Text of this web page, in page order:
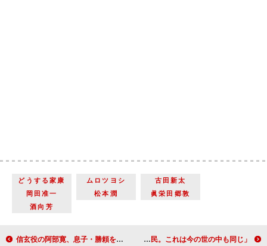
どうする家康 ムロツヨシ
古田新太
岡田准一
松本潤
眞栄田郷敦
酒向芳
信玄役の阿部寛、息子・勝頼を演じた眞栄田郷敦の印象を語る 「真っすぐで潔く、武田の精神が乗り移っているかのような方」 柴田理恵、団子売りの老婆役で「どうする家康」に度々登場 「戦乱で翻弄されるのは庶民。これは今の世の中も同じ」